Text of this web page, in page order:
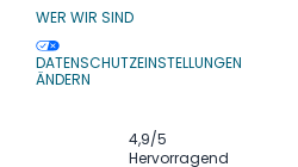
WER WIR SIND
DATENSCHUTZEINSTELLUNGEN
ÄNDERN
4,9/5
Hervorragend